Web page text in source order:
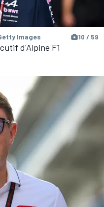
Images 10 / 59
d'Alpine F1